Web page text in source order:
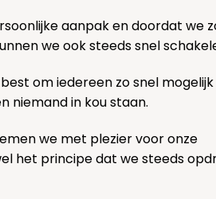
aanpak en doordat we
we ook steeds snel
om iedereen zo snel mogelijk
niemand in kou staan.
we met plezier voor onze
het principe dat we steeds